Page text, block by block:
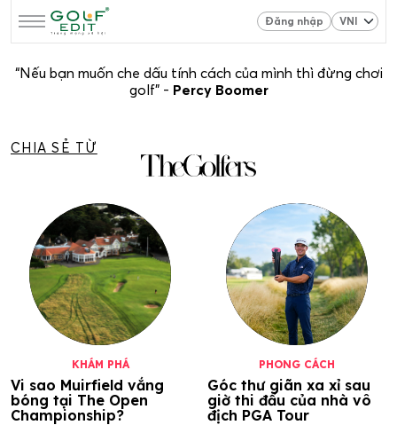
Đăng nhập
“Nếu bạn muốn che dấu tính cách của mình thì đừng chơi
golf” - Percy Boomer
CHIA SẺ TỪ
KHÁM PHÁ
Vi sao Muirfield vắng
bóng tại The Open
Championship?
PHONG CÁCH
Góc thư giãn xa xỉ sau
giờ thi đấu của nhà vô
địch PGA Tour